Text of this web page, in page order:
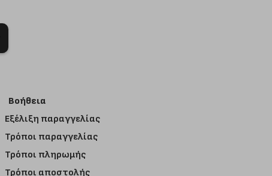
Βοήθεια
Εξέλιξη παραγγελίας
Τρόποι παραγγελίας
Τρόποι πληρωμής
Τρόποι αποστολής